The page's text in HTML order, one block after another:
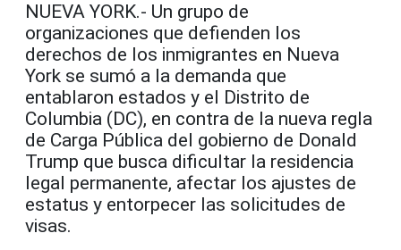
NUEVA YORK.- Un grupo de
organizaciones que defienden los
derechos de los inmigrantes en Nueva
York se sumó a la demanda que
entablaron estados y el Distrito de
Columbia (DC), en contra de la nueva regla
de Carga Pública del gobierno de Donald
Trump que busca dificultar la residencia
legal permanente, afectar los ajustes de
estatus y entorpecer las solicitudes de
visas.